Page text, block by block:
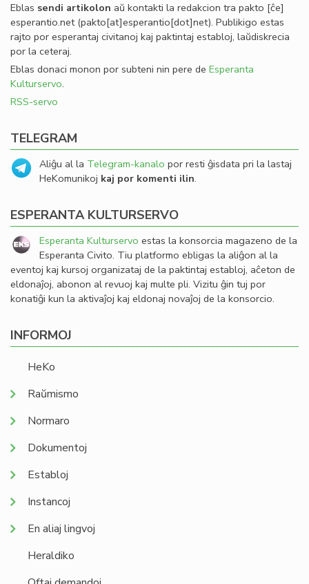
Eblas sendi artikolon aŭ kontakti la redakcion tra pakto [ĉe]
esperantio.net(pakto[at]esperantio[dot]net). Publikigo estas
rajto por esperantaj civitanoj kaj paktintaj establoj, laŭdiskrecia
por la ceteraj.
Eblas donaci monon por subteni nin pere de Esperanta
Kulturservo.
RSS-servo
TELEGRAM
Aliĝu al la Telegram-kanalo por resti ĝisdata pri la lastaj
HeKomunikoj kaj por komenti ilin.
ESPERANTA KULTURSERVO
Esperanta Kulturservo estas la konsorcia magazeno de la
Esperanta Civito. Tiu platformo ebligas la aliĝon al la
eventoj kaj kursoj organizataj de la paktintaj establoj, aĉeton de
eldonaĵoj, abonon al revuoj kaj multe pli. Vizitu ĝin tuj por
konatiĝi kun la aktivaĵoj kaj eldonaj novaĵoj de la konsorcio.
INFORMOJ
HeKo
Raŭmismo
Normaro
Dokumentoj
Establoj
Instancoj
En aliaj lingvoj
Heraldiko